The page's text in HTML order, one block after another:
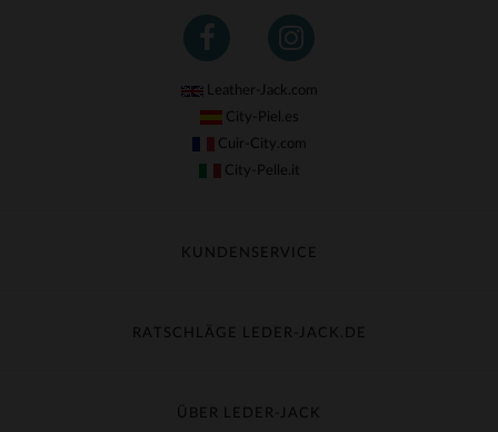
Leather-Jack.com
City-Piel.es
Cuir-City.com
City-Pelle.it
KUNDENSERVICE
Umtausch & Widerruf
Kundenservice kontaktieren
RATSCHLÄGE LEDER-JACK.DE
Material-Guide
ÜBER LEDER-JACK